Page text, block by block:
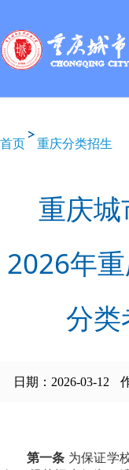
首页 重庆分类招生
重庆
2026年
分类
日期：2026-03-12
第一条 为保证学